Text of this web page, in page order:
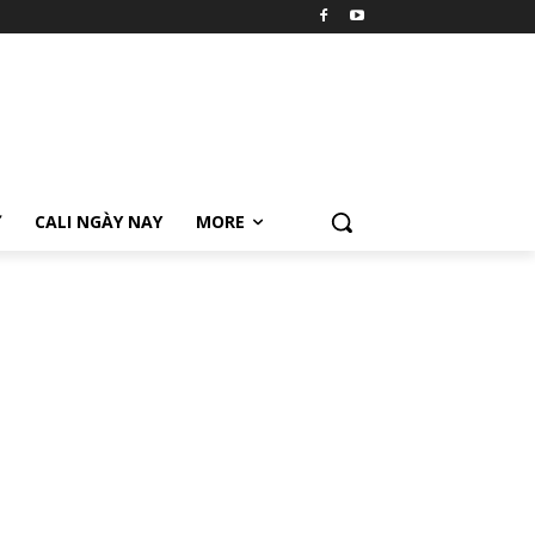
CALI NGÀY NAY MORE